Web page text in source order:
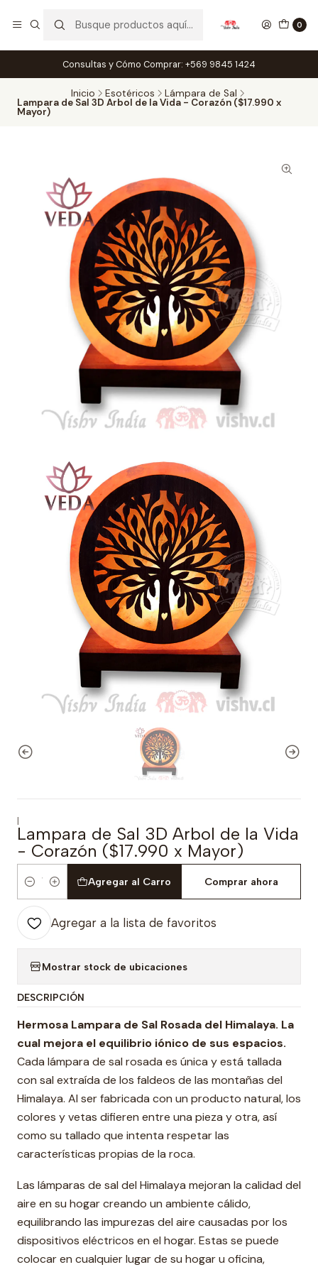
0
Consultas y Cómo Comprar: +569 9845 1424
Inicio Esotéricos Lámpara de Sal
Lampara de Sal 3D Arbol de la Vida - Corazón ($17.990 x
Mayor)
|
Lampara de Sal 3D Arbol de la Vida
- Corazón ($17.990 x Mayor)
Cantidad
Agregar al Carro Comprar ahora
Agregar a la lista de favoritos
Mostrar stock de ubicaciones
DESCRIPCIÓN
Hermosa Lampara de Sal Rosada del Himalaya. La
cual mejora el equilibrio iónico de sus espacios.
Cada lámpara de sal rosada es única y está tallada
con sal extraída de los faldeos de las montañas del
Himalaya. Al ser fabricada con un producto natural, los
colores y vetas difieren entre una pieza y otra, así
como su tallado que intenta respetar las
características propias de la roca.
Las lámparas de sal del Himalaya mejoran la calidad del
aire en su hogar creando un ambiente cálido,
equilibrando las impurezas del aire causadas por los
dispositivos eléctricos en el hogar. Estas se puede
colocar en cualquier lugar de su hogar u oficina,